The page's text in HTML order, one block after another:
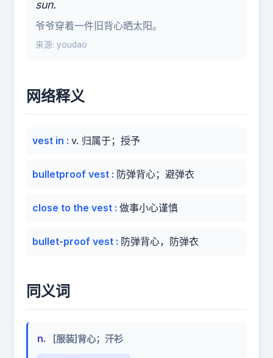
sun.
爷爷穿着一件旧背心晒太阳。
来源: youdao
网络释义
vest in : v. 归属于；授予
bulletproof vest : 防弹背心；避弹衣
close to the vest : 做事小心谨慎
bullet-proof vest : 防弹背心，防弹衣
同义词
n. [服装]背心；汗衫